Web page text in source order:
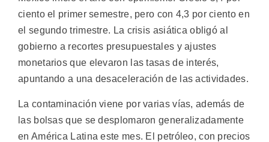
ciento el primer semestre, pero con 4,3 por ciento en
el segundo trimestre. La crisis asiática obligó al
gobierno a recortes presupuestales y ajustes
monetarios que elevaron las tasas de interés,
apuntando a una desaceleración de las actividades.
La contaminación viene por varias vías, además de
las bolsas que se desplomaron generalizadamente
en América Latina este mes. El petróleo, con precios